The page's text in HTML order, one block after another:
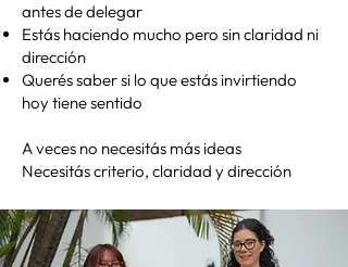
antes de delegar
Estás haciendo mucho pero sin claridad ni
dirección
Querés saber si lo que estás invirtiendo
hoy tiene sentido
A veces no necesitás más ideas
Necesitás criterio, claridad y dirección